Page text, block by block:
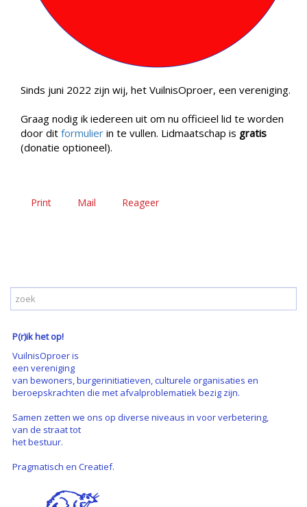
Sinds juni 2022 zijn wij, het VuilnisOproer, een vereniging.
Graag nodig ik iedereen uit om nu officieel lid te worden
door dit formulier in te vullen. Lidmaatschap is gratis
(donatie optioneel).
Print Mail Reageer
P(r)ik het op!
VuilnisOproer is
een vereniging
van bewoners, burgerinitiatieven, culturele organisaties en
beroepskrachten die met afvalproblematiek bezig zijn.
Samen zetten we ons op diverse niveaus in voor verbetering,
van de straat tot
het bestuur.
Pragmatisch en Creatief.